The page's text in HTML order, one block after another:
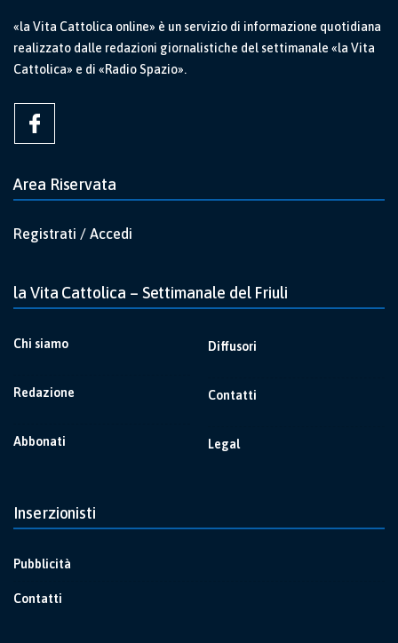
«la Vita Cattolica online» è un servizio di informazione quotidiana
realizzato dalle redazioni giornalistiche del settimanale «la Vita
Cattolica» e di «Radio Spazio».
Area Riservata
Registrati / Accedi
la Vita Cattolica – Settimanale del Friuli
Chi siamo
Redazione
Abbonati
Diffusori
Contatti
Legal
Inserzionisti
Pubblicità
Contatti